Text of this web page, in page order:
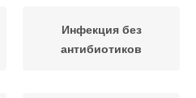
Инфекция без
антибиотиков